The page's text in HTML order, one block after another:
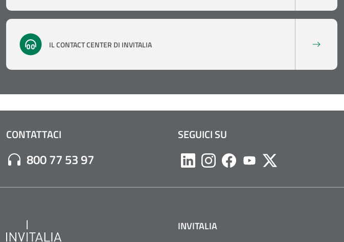
IL CONTACT CENTER DI INVITALIA
CONTATTACI
Numero di Telefono:
800 77 53 97
SEGUICI SU
LikedinInstagram
Facebook
YoutubeTwitter
INVITALIA